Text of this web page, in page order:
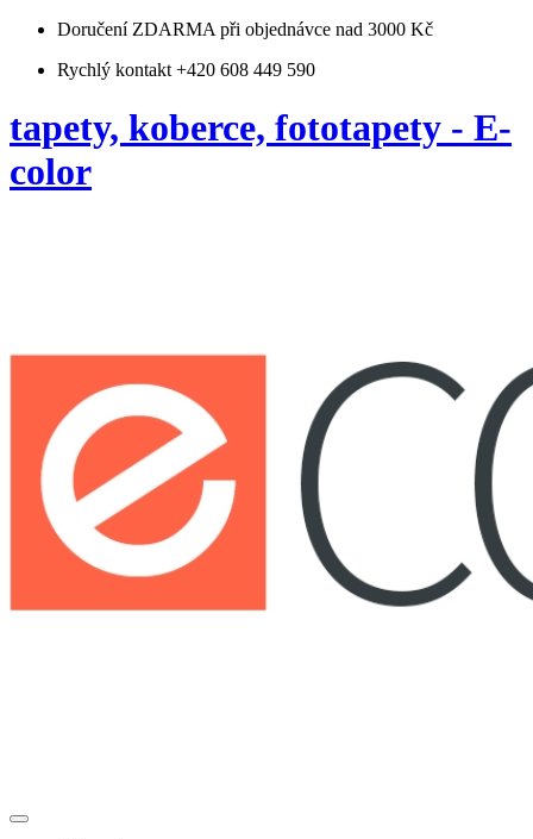
Doručení ZDARMA při objednávce nad 3000 Kč
Rychlý kontakt +420 608 449 590
tapety, koberce, fototapety - E-
color